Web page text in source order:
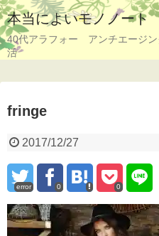
本当によいモノノート
40代アラフォー アンチエージ
活
fringe
2017/12/27
error 0 0